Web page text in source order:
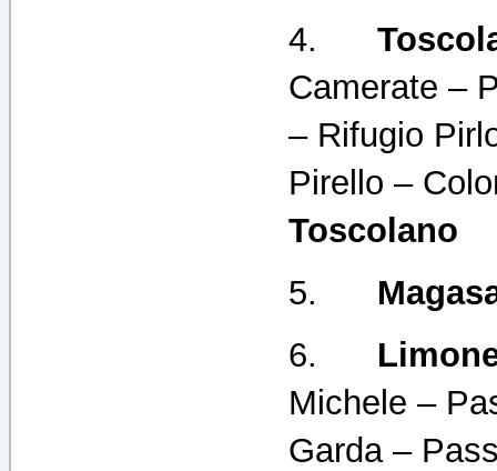
4.
Camerate –
– Rifugio
Pirello –
Toscolano
5.
6.
Michele –
Garda –